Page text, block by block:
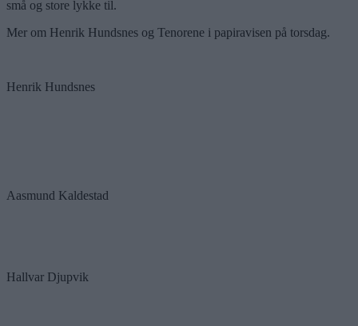
små og store lykke til.
Mer om Henrik Hundsnes og Tenorene i papiravisen på torsdag.
Henrik Hundsnes
Aasmund Kaldestad
Hallvar Djupvik